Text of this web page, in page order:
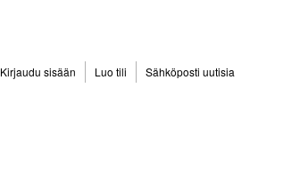
Kirjaudu sisään Luo tili Sähköposti uutisia